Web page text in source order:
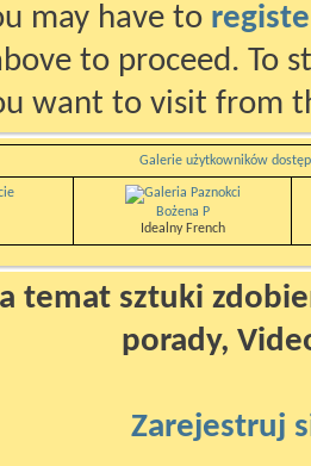
may have to
to proceed. To
want to visit from
Galerie użytkowników
Bożena P
Idealny French
temat sztuki
porady,
Zarejestruj